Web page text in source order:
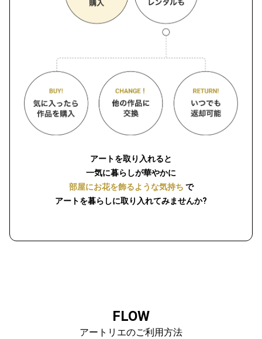
アートを取り入れると
一気に暮らしが華やかに
部屋にお花を飾るような気持ち で
アートを暮らしに取り入れてみませんか?
FLOW
アートリエのご利用方法